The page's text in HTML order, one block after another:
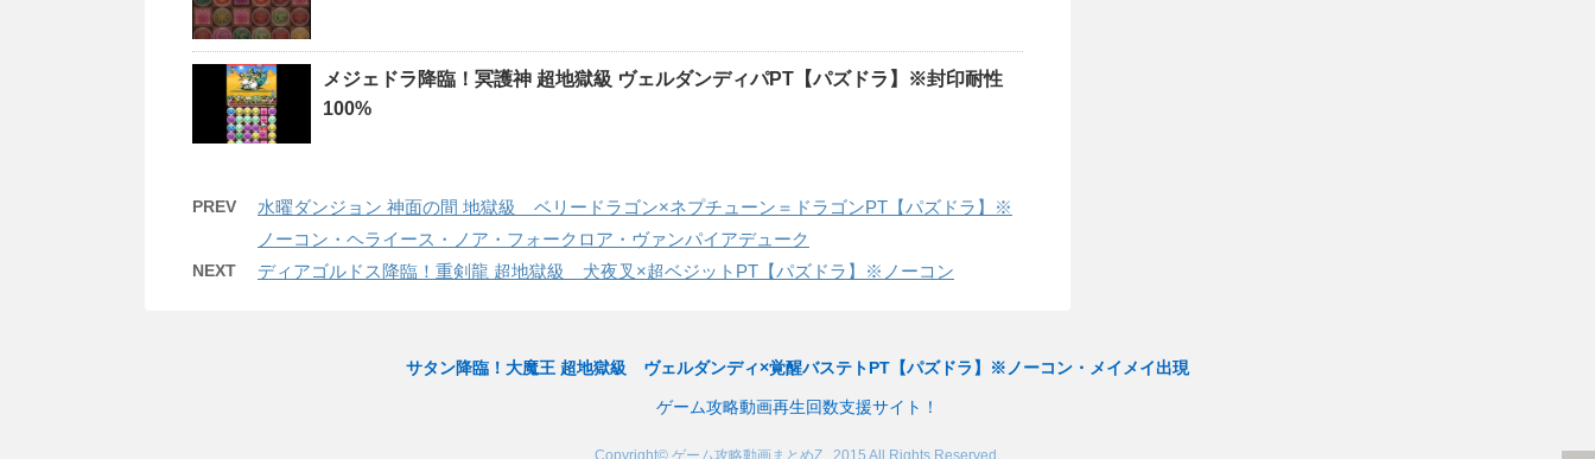
メジェドラ降臨！冥護神 超地獄級 ヴェルダンディパPT【パズドラ】※封印耐性
100%
PREV
水曜ダンジョン 神面の間 地獄級 ベリードラゴン×ネプチューン＝ドラゴンPT【パズドラ】※
ノーコン・ヘライース・ノア・フォークロア・ヴァンパイアデューク
NEXT ディアゴルドス降臨！重剣龍 超地獄級 犬夜叉×超ベジットPT【パズドラ】※ノーコン
サタン降臨！大魔王 超地獄級 ヴェルダンディ×覚醒バステトPT【パズドラ】※ノーコン・メイメイ出現
ゲーム攻略動画再生回数支援サイト！
Copyright© ゲーム攻略動画まとめZ , 2015 All Rights Reserved.